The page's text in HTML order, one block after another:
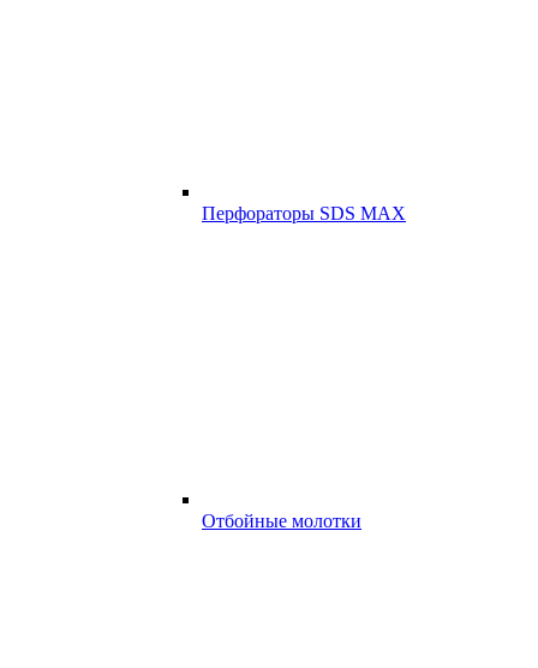
Перфораторы SDS MAX
Отбойные молотки